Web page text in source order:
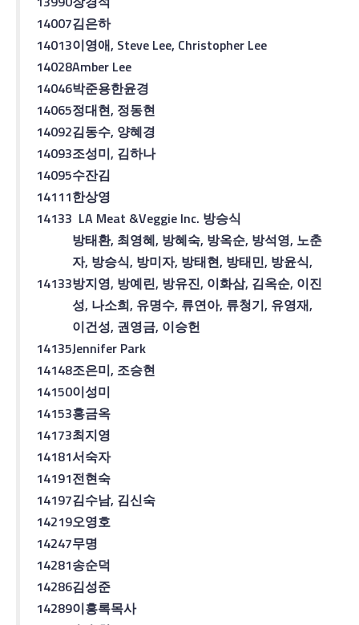
14007김은하
14013이영애, Steve Lee, Christopher Lee
14028Amber Lee
14046박준용한윤경
14065정대현, 정동현
14092김동수, 양혜경
14093조성미, 김하나
14095수잔김
14111한상영
14133 LA Meat &Veggie Inc. 방승식
14133
방태환, 최영혜, 방혜숙, 방옥순, 방석영, 노춘
자, 방승식, 방미자, 방태현, 방태민, 방윤식,
방지영, 방예린, 방유진, 이화삼, 김옥순, 이진
성, 나소희, 유명수, 류연아, 류청기, 유영재,
이건성, 권영금, 이승헌
14135Jennifer Park
14148조은미, 조승현
14150이성미
14153홍금옥
14173최지영
14181서숙자
14191전현숙
14197김수남, 김신숙
14219오영호
14247무명
14281송순덕
14286김성준
14289이흥록목사